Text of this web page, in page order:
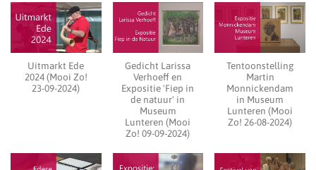
Uitmarkt Ede
2024 (Mooi Zo!
23-09-2024)
Gedicht Larissa
Verhoeff en
Expositie 'Fiep in
de natuur' in
Museum
Lunteren (Mooi
Zo! 09-09-2024)
Tentoonstelling
Martin
Monnickendam
in Museum
Lunteren (Mooi
Zo! 26-08-2024)